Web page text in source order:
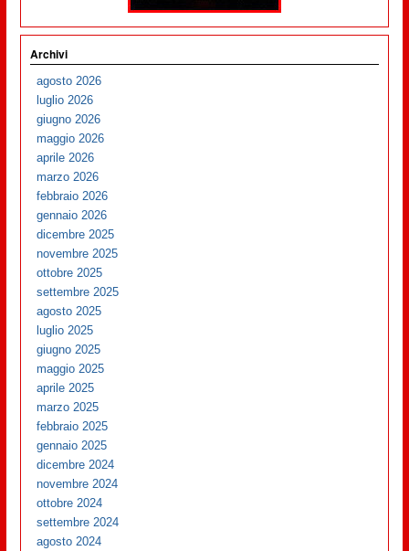
Archivi
agosto 2026
luglio 2026
giugno 2026
maggio 2026
aprile 2026
marzo 2026
febbraio 2026
gennaio 2026
dicembre 2025
novembre 2025
ottobre 2025
settembre 2025
agosto 2025
luglio 2025
giugno 2025
maggio 2025
aprile 2025
marzo 2025
febbraio 2025
gennaio 2025
dicembre 2024
novembre 2024
ottobre 2024
settembre 2024
agosto 2024